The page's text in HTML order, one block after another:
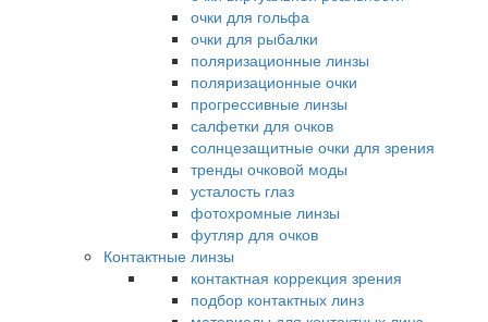
очки для гольфа
очки для рыбалки
поляризационные линзы
поляризационные очки
прогрессивные линзы
салфетки для очков
солнцезащитные очки для зрения
тренды очковой моды
усталость глаз
фотохромные линзы
футляр для очков
Контактные линзы
контактная коррекция зрения
подбор контактных линз